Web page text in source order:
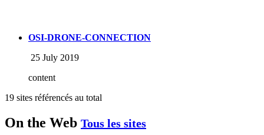
OSI-DRONE-CONNECTION
25 July 2019
content
19 sites référencés au total
On the Web Tous les sites